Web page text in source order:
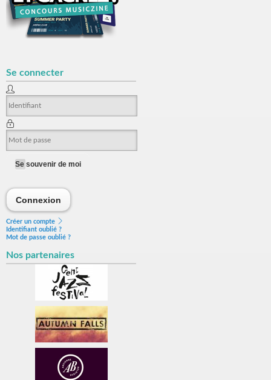
Se connecter
Se souvenir de moi
Connexion
Créer un compte
Identifiant oublié ?
Mot de passe oublié ?
Nos partenaires